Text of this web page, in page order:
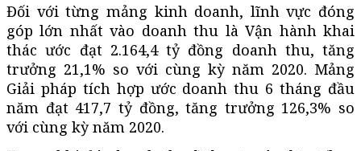
Đối với từng mảng kinh doanh, lĩnh vực đóng
góp lớn nhất vào doanh thu là Vận hành khai
thác ước đạt 2.164,4 tỷ đồng doanh thu, tăng
trưởng 21,1% so với cùng kỳ năm 2020. Mảng
Giải pháp tích hợp ước doanh thu 6 tháng đầu
năm đạt 417,7 tỷ đồng, tăng trưởng 126,3% so
với cùng kỳ năm 2020.